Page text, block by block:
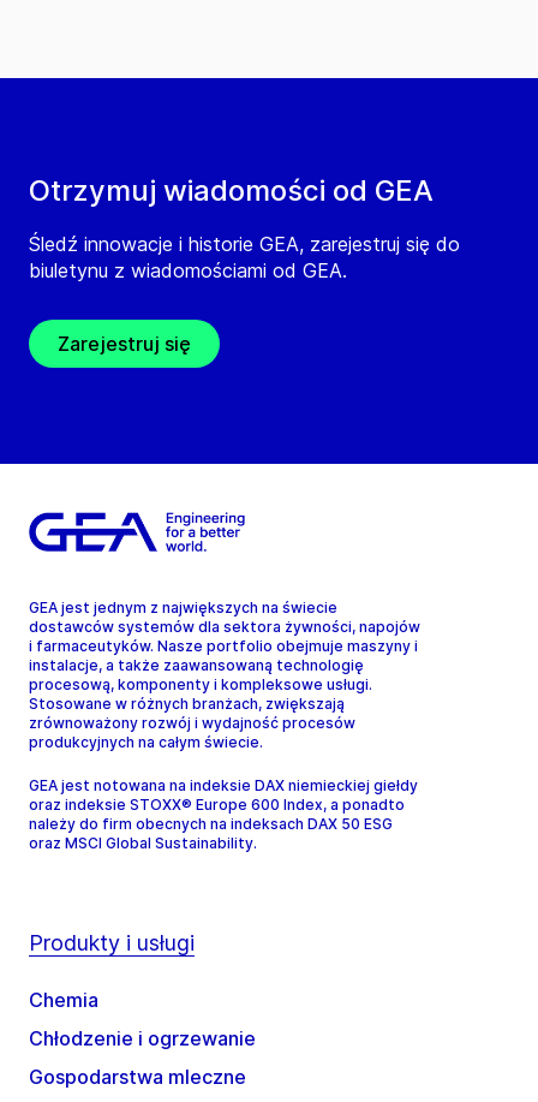
Otrzymuj wiadomości od GEA
Śledź innowacje i historie GEA, zarejestruj się do
biuletynu z wiadomościami od GEA.
Zarejestruj się
GEA jest jednym z największych na świecie
dostawców systemów dla sektora żywności, napojów
i farmaceutyków. Nasze portfolio obejmuje maszyny i
instalacje, a także zaawansowaną technologię
procesową, komponenty i kompleksowe usługi.
Stosowane w różnych branżach, zwiększają
zrównoważony rozwój i wydajność procesów
produkcyjnych na całym świecie.
GEA jest notowana na indeksie DAX niemieckiej giełdy
oraz indeksie STOXX® Europe 600 Index, a ponadto
należy do firm obecnych na indeksach DAX 50 ESG
oraz MSCI Global Sustainability.
Produkty i usługi
Chemia
Chłodzenie i ogrzewanie
Gospodarstwa mleczne